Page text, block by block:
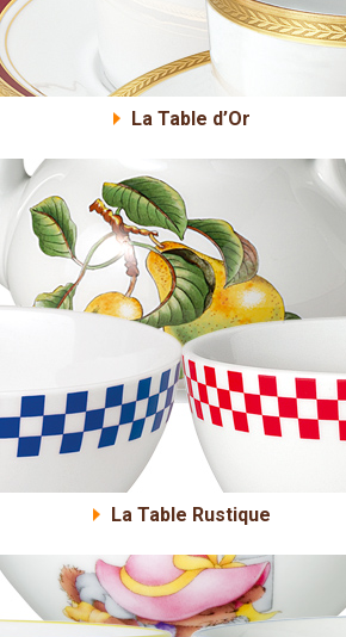
La Table d’Or
La Table Rustique